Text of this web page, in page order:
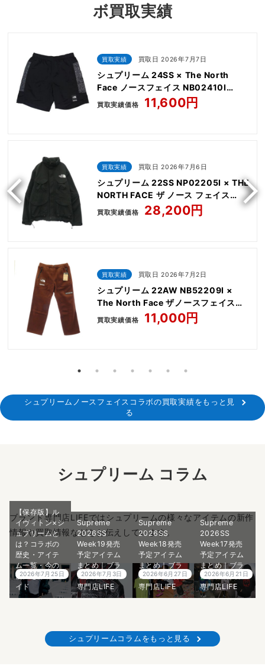
ボ買取実績
買取実績 買取日 2026年7月7日
シュプリーム 24SS × The North
Face ノースフェイス NB02410I
Nylon Short
買取実績価格 11,600円
買取実績 買取日 2026年7月6日
シュプリーム 22SS NP02205I × THE
NORTH FACE ザ ノース フェイス
Trekking Convertible Jacket
買取実績価格 28,200円
買取実績 買取日 2026年7月2日
シュプリーム 22AW NB52209I ×
The North Face ザノースフェイス
Steep Tech Fleece Pant
買取実績価格 11,000円
シュプリームノースフェイスコラボの買取実績をもっと見
る
シュプリーム コラム
ブランド専門店LIFEではシュプリームの様々なアイテムの新作
情報や買取情報などをお伝えしています。
【保存版】ル
イヴィトン×シ
ュプリームと
は？コラボの
歴史・アイテ
ム一覧・今の
価値を徹底ガ
イド
2026年7月25日
Supreme
2026SS
Week19発売
予定アイテム
まとめ｜ブラ
ンド古着買取
専門店LIFE
2026年7月3日
Supreme
2026SS
Week18発売
予定アイテム
まとめ｜ブラ
ンド古着買取
専門店LIFE
2026年6月27日
Supreme
2026SS
Week17発売
予定アイテム
まとめ｜ブラ
ンド古着買取
専門店LIFE
2026年6月21日
シュプリームコラムをもっと見る